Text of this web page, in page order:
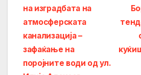
navigation
на изградбата на
атмосферската
канализација –
зафаќање на
поројните води од ул.